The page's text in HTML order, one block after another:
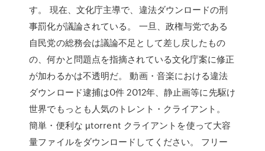
す。 現在、文化庁主導で、違法ダウンロードの刑
事罰化が議論されている。 一旦、政権与党である
自民党の総務会は議論不足として差し戻したもの
の、何かと問題点を指摘されている文化庁案に修正
が加わるかは不透明だ。 動画・音楽における違法
ダウンロード逮捕は0件 2012年、静止画等に先駆け
世界でもっとも人気のトレント・クライアント。
簡単・便利な µtorrent クライアントを使って大容
量ファイルをダウンロードしてください。 フリー